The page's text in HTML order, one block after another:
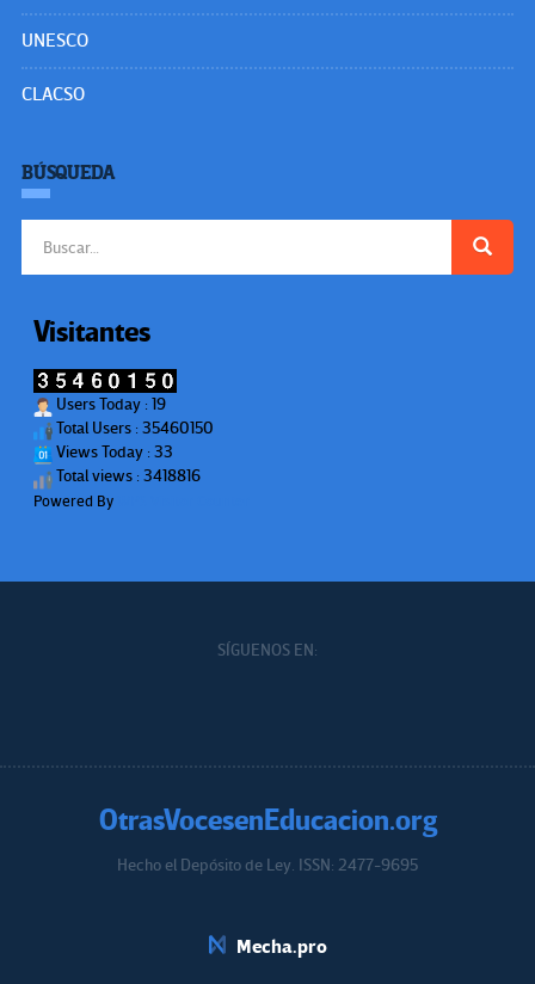
UNESCO
CLACSO
BÚSQUEDA
Visitantes
Users Today : 19
Total Users : 35460150
Views Today : 33
Total views : 3418816
Powered By
SÍGUENOS EN:
OtrasVocesenEducacion.org
Hecho el Depósito de Ley. ISSN: 2477-9695
Mecha.pro